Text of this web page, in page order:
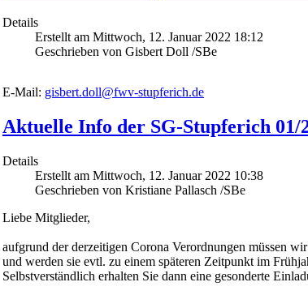
Details
Erstellt am Mittwoch, 12. Januar 2022 18:12
Geschrieben von Gisbert Doll /SBe
E-Mail: gisbert.doll@fwv-stupferich.de
Aktuelle Info der SG-Stupferich 01/
Details
Erstellt am Mittwoch, 12. Januar 2022 10:38
Geschrieben von Kristiane Pallasch /SBe
Liebe Mitglieder,
aufgrund der derzeitigen Corona Verordnungen müssen
und werden sie evtl. zu einem späteren Zeitpunkt im
Selbstverständlich erhalten Sie dann eine gesonderte